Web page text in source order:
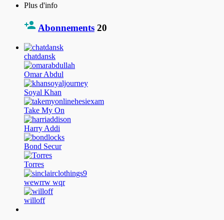
Plus d'info
Abonnements 20
chatdansk
Omar Abdul
Soyal Khan
Take My On
Harry Addi
Bond Secur
Torres
wewrrw wqr
willoff